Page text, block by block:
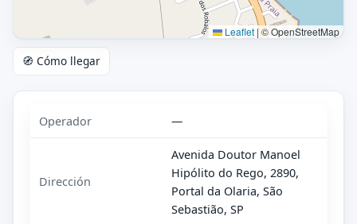
Leaflet |© OpenStreetMap
🧭 Cómo llegar
Operador —
Dirección
Avenida Doutor Manoel
Hipólito do Rego, 2890,
Portal da Olaria, São
Sebastião, SP